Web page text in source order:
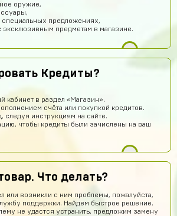
оружие,
специальных предложениях,
эксклюзивным предметам в магазине.
Кредиты?
кабинет в раздел «Магазин».
счёта или покупкой кредитов.
следуя инструкциям на сайте.
чтобы кредиты были зачислены на ваш
Что делать?
или возникли с ним проблемы, пожалуйста,
поддержки. Найдем быстрое решение.
не удастся устранить, предложим замену
8 часов назад
рили робит! Взял гемов длали промокод
и все пришло! Я апж не поверил
6 часов назад
за такую цену не наебали